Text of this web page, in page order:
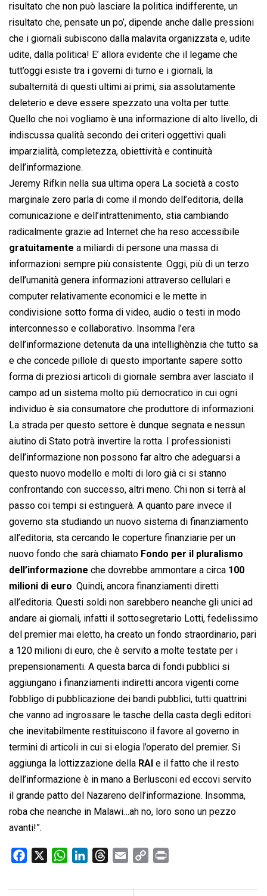
risultato che non può lasciare la politica indifferente, un
risultato che, pensate un po’, dipende anche dalle pressioni
che i giornali subiscono dalla malavita organizzata e, udite
udite, dalla politica! E’ allora evidente che il legame che
tutt’oggi esiste tra i governi di turno e i giornali, la
subalternità di questi ultimi ai primi, sia assolutamente
deleterio e deve essere spezzato una volta per tutte.
Quello che noi vogliamo è una informazione di alto livello, di
indiscussa qualità secondo dei criteri oggettivi quali
imparzialità, completezza, obiettività e continuità
dell’informazione.
Jeremy Rifkin nella sua ultima opera La società a costo
marginale zero parla di come il mondo dell’editoria, della
comunicazione e dell’intrattenimento, stia cambiando
radicalmente grazie ad Internet che ha reso accessibile
gratuitamente a miliardi di persone una massa di
informazioni sempre più consistente. Oggi, più di un terzo
dell’umanità genera informazioni attraverso cellulari e
computer relativamente economici e le mette in
condivisione sotto forma di video, audio o testi in modo
interconnesso e collaborativo. Insomma l’era
dell’informazione detenuta da una intellighènzia che tutto sa
e che concede pillole di questo importante sapere sotto
forma di preziosi articoli di giornale sembra aver lasciato il
campo ad un sistema molto più democratico in cui ogni
individuo è sia consumatore che produttore di informazioni.
La strada per questo settore è dunque segnata e nessun
aiutino di Stato potrà invertire la rotta. I professionisti
dell’informazione non possono far altro che adeguarsi a
questo nuovo modello e molti di loro già ci si stanno
confrontando con successo, altri meno. Chi non si terrà al
passo coi tempi si estinguerà. A quanto pare invece il
governo sta studiando un nuovo sistema di finanziamento
all’editoria, sta cercando le coperture finanziarie per un
nuovo fondo che sarà chiamato  Fondo per il pluralismo
dell’informazione  che dovrebbe ammontare a circa 100
milioni di euro. Quindi, ancora finanziamenti diretti
all’editoria. Questi soldi non sarebbero neanche gli unici ad
andare ai giornali, infatti il sottosegretario Lotti, fedelissimo
del premier mai eletto, ha creato un fondo straordinario, pari
a 120 milioni di euro, che è servito a molte testate per i
prepensionamenti. A questa barca di fondi pubblici si
aggiungano i finanziamenti indiretti ancora vigenti come
l’obbligo di pubblicazione dei bandi pubblici, tutti quattrini
che vanno ad ingrossare le tasche della casta degli editori
che inevitabilmente restituiscono il favore al governo in
termini di articoli in cui si elogia l’operato del premier. Si
aggiunga la lottizzazione della RAI e il fatto che il resto
dell’informazione è in mano a Berlusconi ed eccovi servito
il grande patto del Nazareno dell’informazione. Insomma,
roba che neanche in Malawi…ah no, loro sono un pezzo
avanti!”.
c
W
a
n
r
a
p
i